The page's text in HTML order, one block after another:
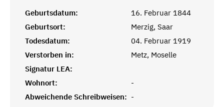
Geburtsdatum:
16. Februar 1844
Geburtsort:
Merzig, Saar
Todesdatum:
04. Februar 1919
Verstorben in:
Metz, Moselle
Signatur LEA:
Wohnort:
-
Abweichende Schreibweisen: -